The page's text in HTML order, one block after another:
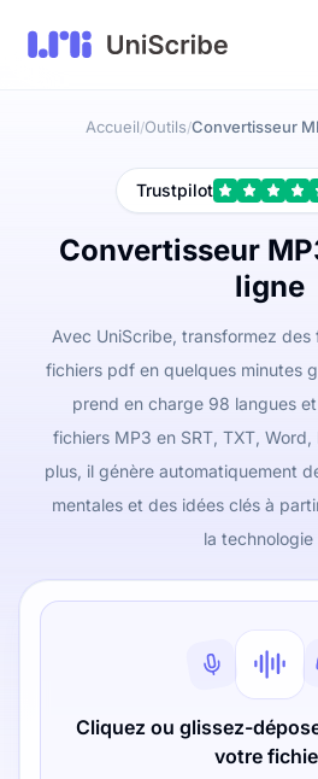
Accueil/Outils/Convertisseur
Trustpilot
Convertisseur
ligne
Avec UniScribe, transformez
fichiers pdf en quelques minutes
prend en charge 98 langues
fichiers MP3 en SRT, TXT, Word,
plus, il génère automatiquement
mentales et des idées clés à
la technologie
Cliquez ou glissez-
votre